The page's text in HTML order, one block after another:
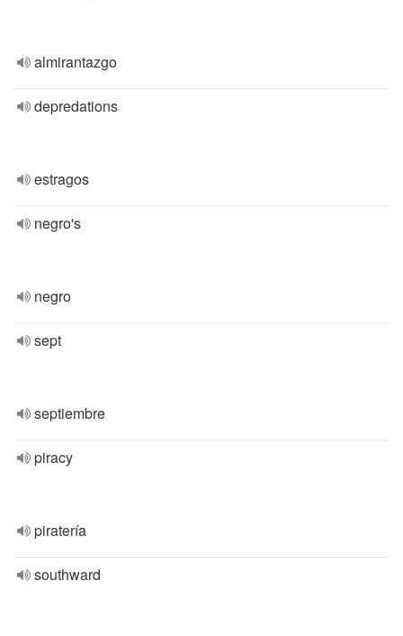
almirantazgo
depredations
estragos
negro's
negro
sept
septiembre
piracy
piratería
southward